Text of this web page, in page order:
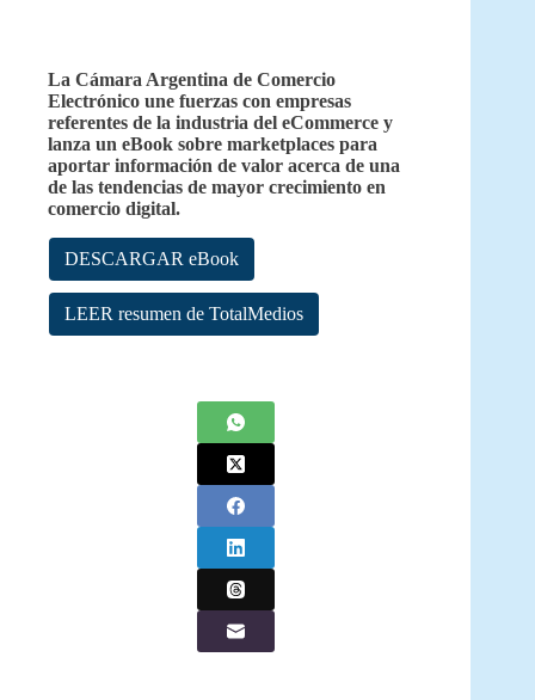
La Cámara Argentina de Comercio
Electrónico une fuerzas con empresas
referentes de la industria del eCommerce y
lanza un eBook sobre marketplaces para
aportar información de valor acerca de una
de las tendencias de mayor crecimiento en
comercio digital.
DESCARGAR eBook
LEER resumen de TotalMedios